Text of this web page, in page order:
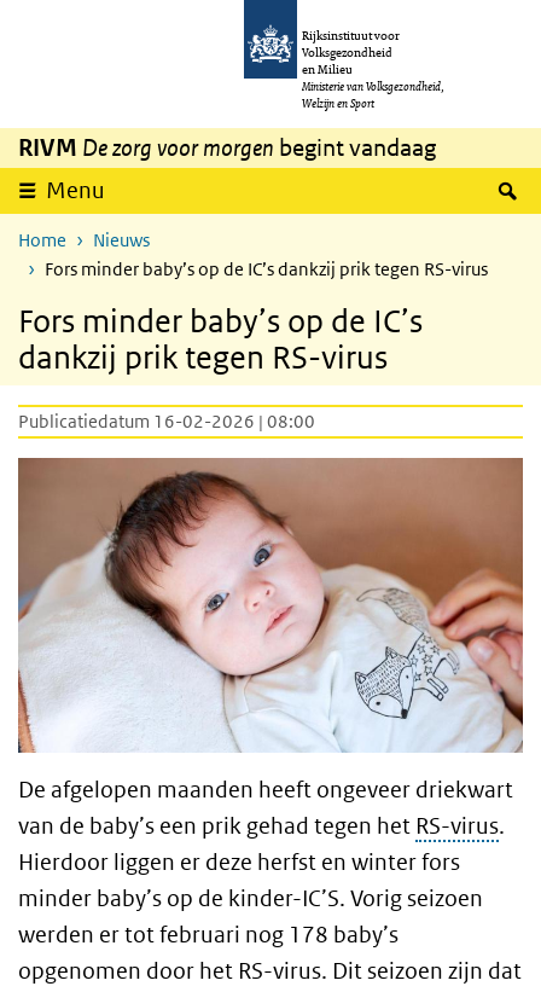
Overslaan en naar de inhoud gaan
Rijksinstituut voor
Volksgezondheid
en Milieu
Ministerie van Volksgezondheid,
Welzijn en Sport
RIVM De zorg voor morgen begint vandaag
Menu
Home
Nieuws
Fors minder baby’s op de IC’s dankzij prik tegen RS-virus
Fors minder baby’s op de IC’s
dankzij prik tegen RS-virus
Publicatiedatum 16-02-2026 | 08:00
De afgelopen maanden heeft ongeveer driekwart
van de baby’s een prik gehad tegen het RS-virus.
Hierdoor liggen er deze herfst en winter fors
minder baby’s op de kinder-IC’S. Vorig seizoen
werden er tot februari nog 178 baby’s
opgenomen door het RS-virus. Dit seizoen zijn dat